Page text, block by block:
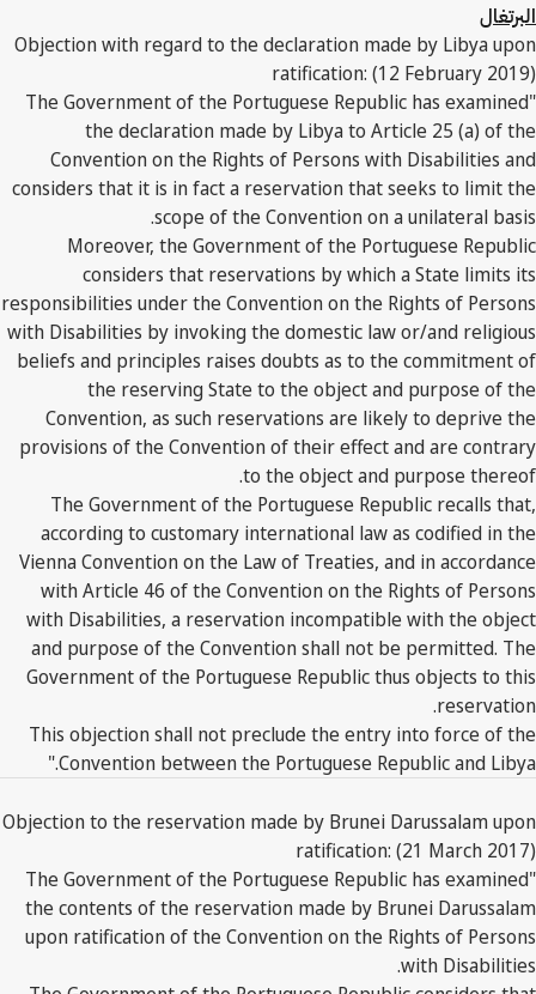
البرتغال
Objection with regard to the declaration made by Libya upon
ratification: (12 February 2019)
"The Government of the Portuguese Republic has examined
the declaration made by Libya to Article 25 (a) of the
Convention on the Rights of Persons with Disabilities and
considers that it is in fact a reservation that seeks to limit the
scope of the Convention on a unilateral basis.
Moreover, the Government of the Portuguese Republic
considers that reservations by which a State limits its
responsibilities under the Convention on the Rights of Persons
with Disabilities by invoking the domestic law or/and religious
beliefs and principles raises doubts as to the commitment of
the reserving State to the object and purpose of the
Convention, as such reservations are likely to deprive the
provisions of the Convention of their effect and are contrary
to the object and purpose thereof.
The Government of the Portuguese Republic recalls that,
according to customary international law as codified in the
Vienna Convention on the Law of Treaties, and in accordance
with Article 46 of the Convention on the Rights of Persons
with Disabilities, a reservation incompatible with the object
and purpose of the Convention shall not be permitted. The
Government of the Portuguese Republic thus objects to this
reservation.
This objection shall not preclude the entry into force of the
Convention between the Portuguese Republic and Libya."
Objection to the reservation made by Brunei Darussalam upon
ratification: (21 March 2017)
"The Government of the Portuguese Republic has examined
the contents of the reservation made by Brunei Darussalam
upon ratification of the Convention on the Rights of Persons
with Disabilities.